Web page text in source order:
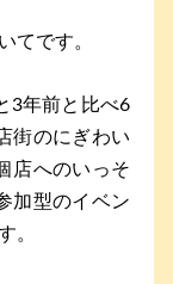
てです。
3年前と比べ6
街のにぎわい
店へのいっそ
加型のイベン
。